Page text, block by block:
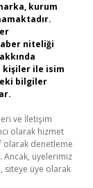
kurum
niteliği
kişiler ile isim
bilgiler
ve İletişim
olarak hizmet
olarak denetleme
Ancak, üyelerimiz
siteye üye olarak